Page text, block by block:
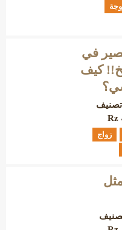
في
كيف
Rz
زواج